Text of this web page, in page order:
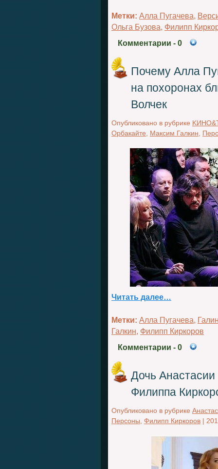
Метки: Алла Пугачева,
Ольга Бузова, Филипп
Комментарии - 0
Почему Алла
на похоронах
Волчек
Опубликовано в рубрике
Орбакайте
Максим Галкин
Читать далее…
Метки: Алла Пугачева,
Галкин, Филипп Киркоров
Комментарии - 0
Дочь
Филиппа
Опубликовано в рубрике
Персоны Филипп Киркоров |